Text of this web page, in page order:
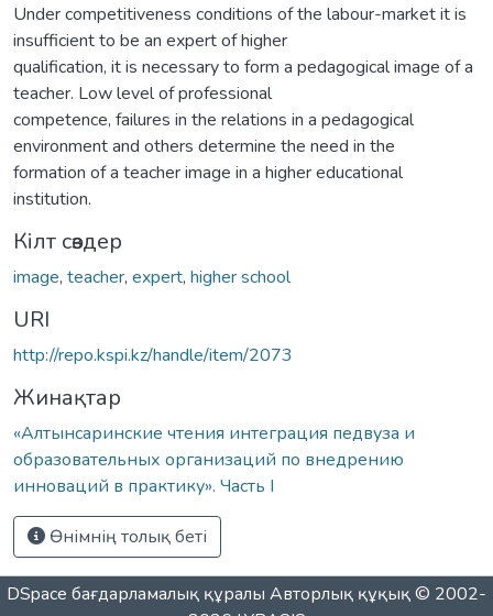
Under competitiveness conditions of the labour-market it is
insufficient to be an expert of higher
qualification, it is necessary to form a pedagogical image of a
teacher. Low level of professional
competence, failures in the relations in a pedagogical
environment and others determine the need in the
formation of a teacher image in a higher educational
institution.
Кілт сөздер
image, teacher, expert, higher school
URI
http://repo.kspi.kz/handle/item/2073
Жинақтар
«Алтынсаринские чтения интеграция педвуза и
образовательных организаций по внедрению
инноваций в практику». Часть I
Өнімнің толық беті
DSpace бағдарламалық құралы Авторлық құқық © 2002-